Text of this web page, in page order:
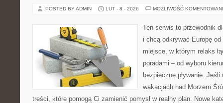
POSTED BY ADMIN LUT - 8 - 2026 MOŻLIWOŚĆ
Ten serwis to przewodnik
i chcą odkrywać Europę
miejsce, w którym relaks
poradami – od wyboru
bezpieczne pływanie.
wakacjach nad Morzem
treści, które pomogą Ci zamienić pomysł w realny plan. Nowe